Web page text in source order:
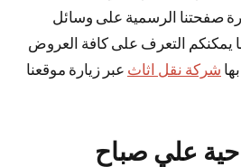
صفحتنا الرسمية على وسائل
يمكنكم التعرف على كافة العروض
شركة نقل اثاث عبر زيارة موقعنا
علي صباح